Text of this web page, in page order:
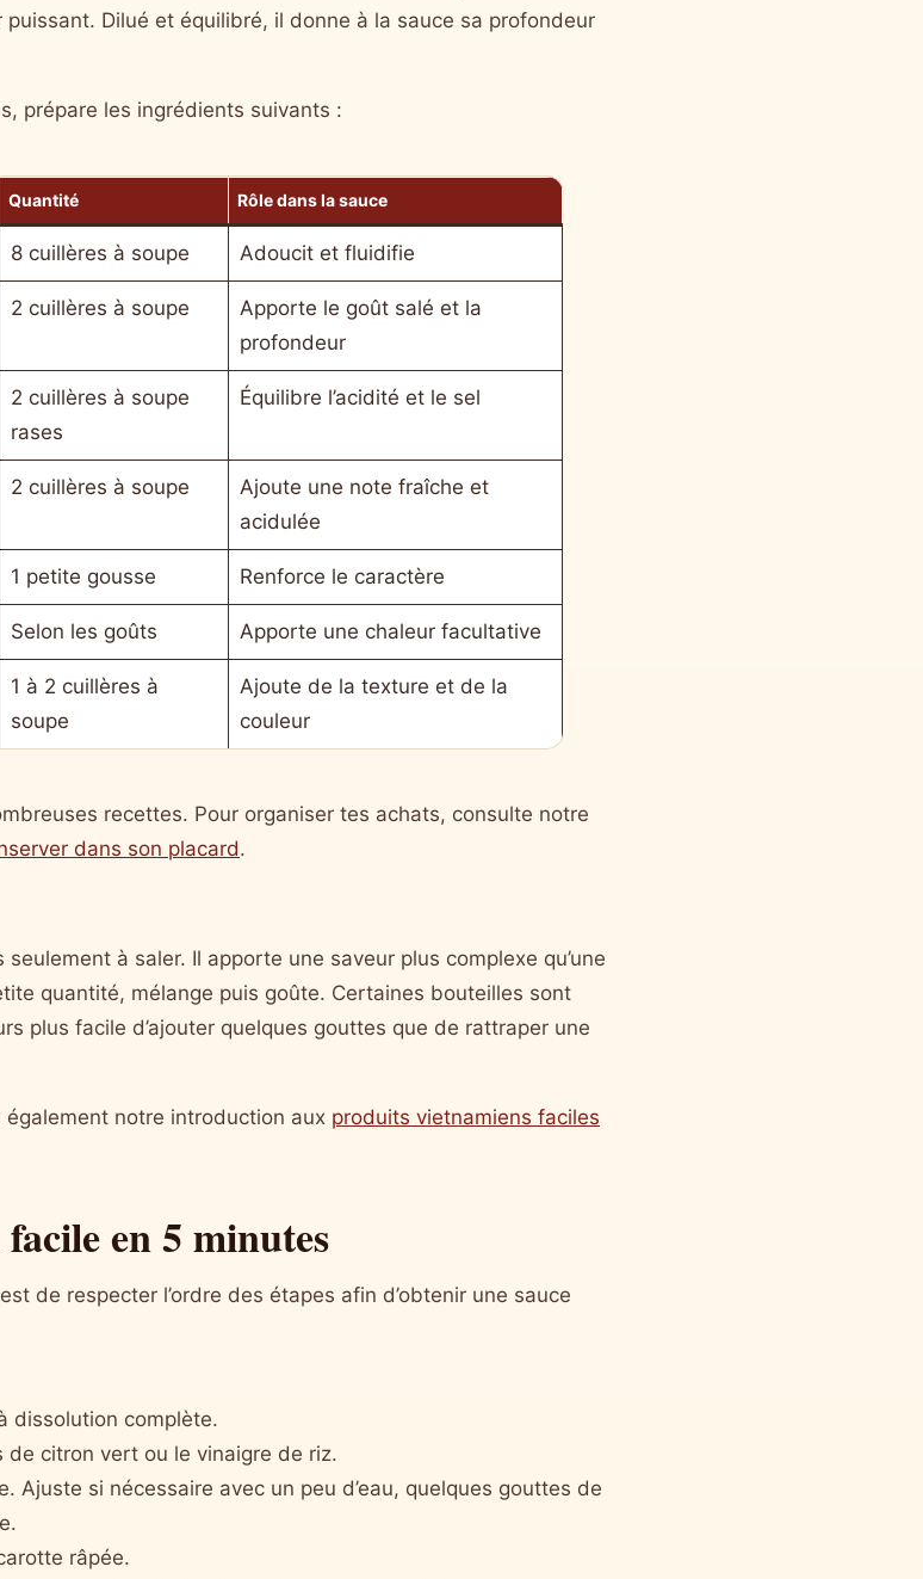
Dilué et équilibré, il donne à la sauce sa profondeur
prépare les ingrédients suivants :
Quantité Rôle dans la sauce
8 cuillères à soupe Adoucit et fluidifie
2 cuillères à soupe
Apporte le goût salé et la
profondeur
2 cuillères à soupe
rases
Équilibre l’acidité et le sel
2 cuillères à soupe
Ajoute une note fraîche et
acidulée
1 petite gousse Renforce le caractère
Selon les goûts Apporte une chaleur facultative
1 à 2 cuillères à
soupe
Ajoute de la texture et de la
couleur
recettes. Pour organiser tes achats, consulte notre
dans son placard.
seulement à saler. Il apporte une saveur plus complexe qu’une
quantité, mélange puis goûte. Certaines bouteilles sont
plus facile d’ajouter quelques gouttes que de rattraper une
notre introduction aux produits vietnamiens faciles
en 5 minutes
de respecter l’ordre des étapes afin d’obtenir une sauce
dissolution complète.
de citron vert ou le vinaigre de riz.
Ajuste si nécessaire avec un peu d’eau, quelques gouttes de
râpée.